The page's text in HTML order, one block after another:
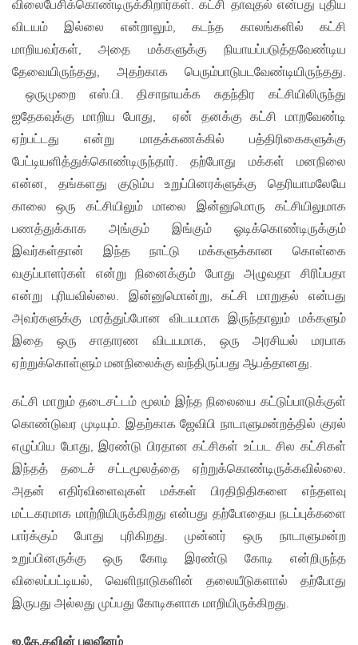
விலைபேசிக்கொண்டிருக்கிறார்கள். கட்சி தாவுதல் என்பது புதிய
விடயம் இல்லை என்றாலும், கடந்த காலங்களில் கட்சி
மாறியவர்கள், அதை மக்களுக்கு நியாயப்படுத்தவேண்டிய
தேவையிருந்தது, அதற்காக பெரும்பாடுபடவேண்டியிருந்தது.
ஒருமுறை எஸ்.பி. திசாநாயக்க சுதந்திர கட்சியிலிருந்து
ஐதேகவுக்கு மாறிய போது, ஏன் தனக்கு கட்சி மாறவேண்டி
ஏற்பட்டது என்று மாதக்கணக்கில் பத்திரிகைகளுக்கு
பேட்டியளித்துக்கொண்டிருந்தார். தற்போது மக்கள் மனநிலை
என்ன, தங்களது குடும்ப உறுப்பினரக்ளுக்கு தெரியாமலேயே
காலை ஒரு கட்சியிலும் மாலை இன்னுமொரு கட்சியிலுமாக
பணத்துக்காக அங்கும் இங்கும் ஓடிக்கொண்டிருக்கும்
இவர்கள்தான் இந்த நாட்டு மக்களுக்கான கொள்கை
வகுப்பாளர்கள் என்று நினைக்கும் போது அழுவதா சிரிப்பதா
என்று புரியவில்லை. இன்னுமொன்று, கட்சி மாறுதல் என்பது
அவர்களுக்கு மரத்துப்போன விடயமாக இருந்தாலும் மக்களும்
இதை ஒரு சாதாரண விடயமாக, ஒரு அரசியல் மரபாக
ஏற்றுக்கொள்ளும் மனநிலைக்கு வந்திருப்பது ஆபத்தானது.
கட்சி மாறும் தடைசட்டம் மூலம் இந்த நிலையை கட்டுப்பாடுக்குள்
கொண்டுவர முடியும். இதற்காக ஜேவிபி நாடாளுமன்றத்தில் குரல்
எழுப்பிய போது, இரண்டு பிரதான கட்சிகள் உட்பட சில கட்சிகள்
இந்தத் தடைச் சட்டமூலத்தை ஏற்றுக்கொண்டிருக்கவில்லை.
அதன் எதிர்விளைவுகள் மக்கள் பிரதிநிதிகளை எந்தளவு
மட்டகரமாக மாற்றியிருக்கிறது என்பது தற்போதைய நடப்புக்களை
பார்க்கும் போது புரிகிறது. முன்னர் ஒரு நாடாளுமன்ற
உறுப்பினருக்கு ஒரு கோடி இரண்டு கோடி என்றிருந்த
விலைப்பட்டியல், வெளிநாடுகளின் தலையீடுகளால் தற்போது
இருபது அல்லது முப்பது கோடிகளாக மாறியிருக்கிறது.